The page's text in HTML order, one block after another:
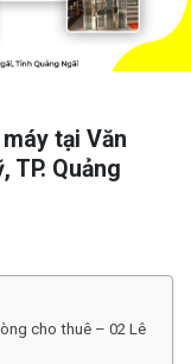
tại Văn
TP. Quảng
cho thuê – 02 Lê